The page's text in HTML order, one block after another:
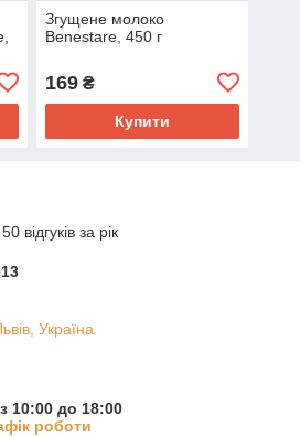
Згущене молоко
Benestare, 450 г
169₴
Купити
відгуків за рік
Україна
10:00 до 18:00
роботи